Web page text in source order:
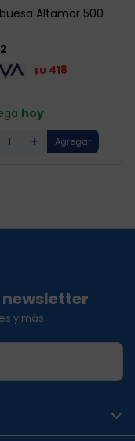
Altamar 500
$U 418
hoy
+
y más